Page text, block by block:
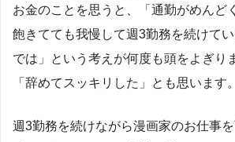
お金のことを思うと、「通勤がめんど
飽きてても我慢して週3勤務を続けて
では」という考えが何度も頭をよぎり
「辞めてスッキリした」とも思います。
週3勤務を続けながら漫画家のお仕事